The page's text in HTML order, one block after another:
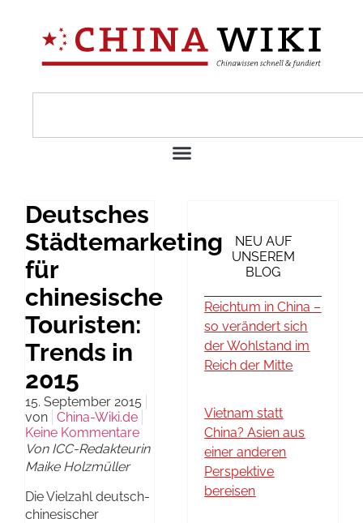
Deutsches
Städtemarketing
für
chinesische
Touristen:
Trends in
2015
15. September 2015
von China-Wiki.de
Keine Kommentare
Von ICC-Redakteurin
Maike Holzmüller
Die Vielzahl deutsch-
chinesischer
NEU AUF
UNSEREM
BLOG
Reichtum in China –
so verändert sich
der Wohlstand im
Reich der Mitte
Vietnam statt
China? Asien aus
einer anderen
Perspektive
bereisen